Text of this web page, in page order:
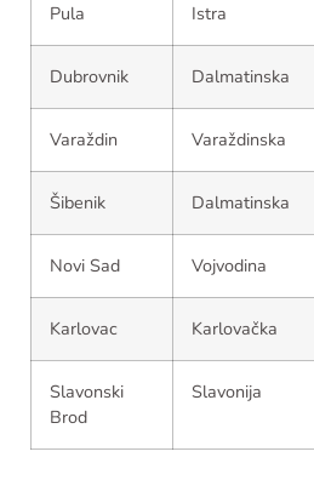
Pula Istra
Dubrovnik Dalmatinska
Varaždin Varaždinska
Šibenik Dalmatinska
Novi Sad Vojvodina
Karlovac Karlovačka
Slavonski
Brod
Slavonija